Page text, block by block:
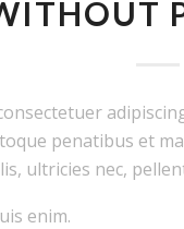
penatibus et
ultricies nec,
enim.